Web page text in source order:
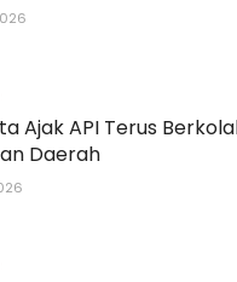
Ajak API Terus
Daerah